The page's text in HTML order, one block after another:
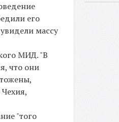
его
массу
МИД. "В
что они
"того